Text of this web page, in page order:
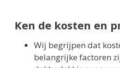
Ken de kosten en
Wij begrijpen dat
belangrijke factoren